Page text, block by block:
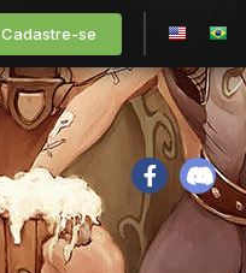
Cadastre-se